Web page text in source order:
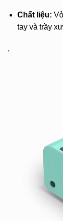
Chất liệu:
tay và trầy
.